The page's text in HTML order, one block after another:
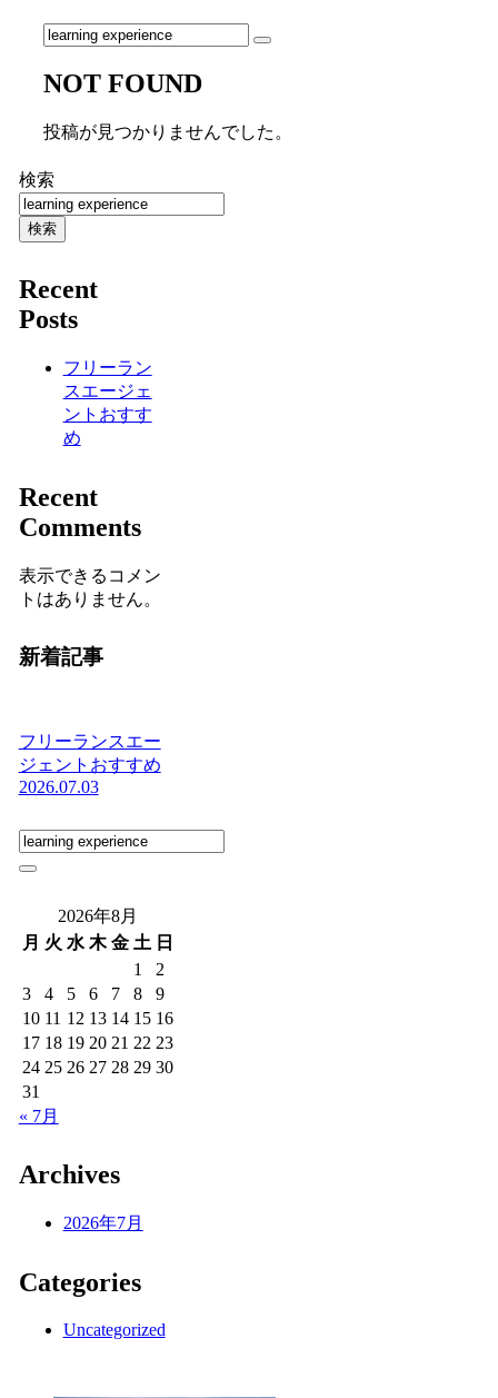
NOT FOUND
投稿が見つかりませんでした。
検索
検索
Recent
Posts
フリーラン
スエージェ
ントおすす
め
Recent
Comments
表示できるコメン
トはありません。
新着記事
フリーランスエー
ジェントおすすめ
2026.07.03
2026年8月
月 火 水 木 金 土 日
1
2
3
4 5 6 7 8
9
10 11 12 13 14 15 16
17 18 19 20 21 22 23
24 25 26 27 28 29 30
31
« 7月
Archives
2026年7月
Categories
Uncategorized